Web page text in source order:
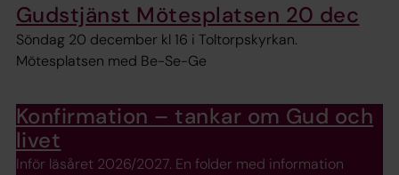
Gudstjänst Mötesplatsen 20 dec
Söndag 20 december kl 16 i Toltorpskyrkan.
Mötesplatsen med Be-Se-Ge
Konfirmation – tankar om Gud och
livet
Inför läsåret 2026/2027. En folder med information